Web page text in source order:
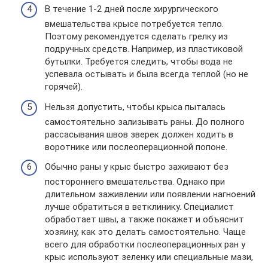
В течение 1-2 дней после хирургического
вмешательства крысе потребуется тепло.
Поэтому рекомендуется сделать грелку из
подручных средств. Например, из пластиковой
бутылки. Требуется следить, чтобы вода не
успевала остывать и была всегда теплой (но не
горячей).
Нельзя допустить, чтобы крыса пыталась
самостоятельно зализывать раны. До полного
рассасывания швов зверек должен ходить в
воротнике или послеоперационной попоне.
Обычно раны у крыс быстро заживают без
постороннего вмешательства. Однако при
длительном заживлении или появлении нагноений
лучше обратиться в ветклинику. Специалист
обработает швы, а также покажет и объяснит
хозяину, как это делать самостоятельно. Чаще
всего для обработки послеоперационных ран у
крыс используют зеленку или специальные мази,